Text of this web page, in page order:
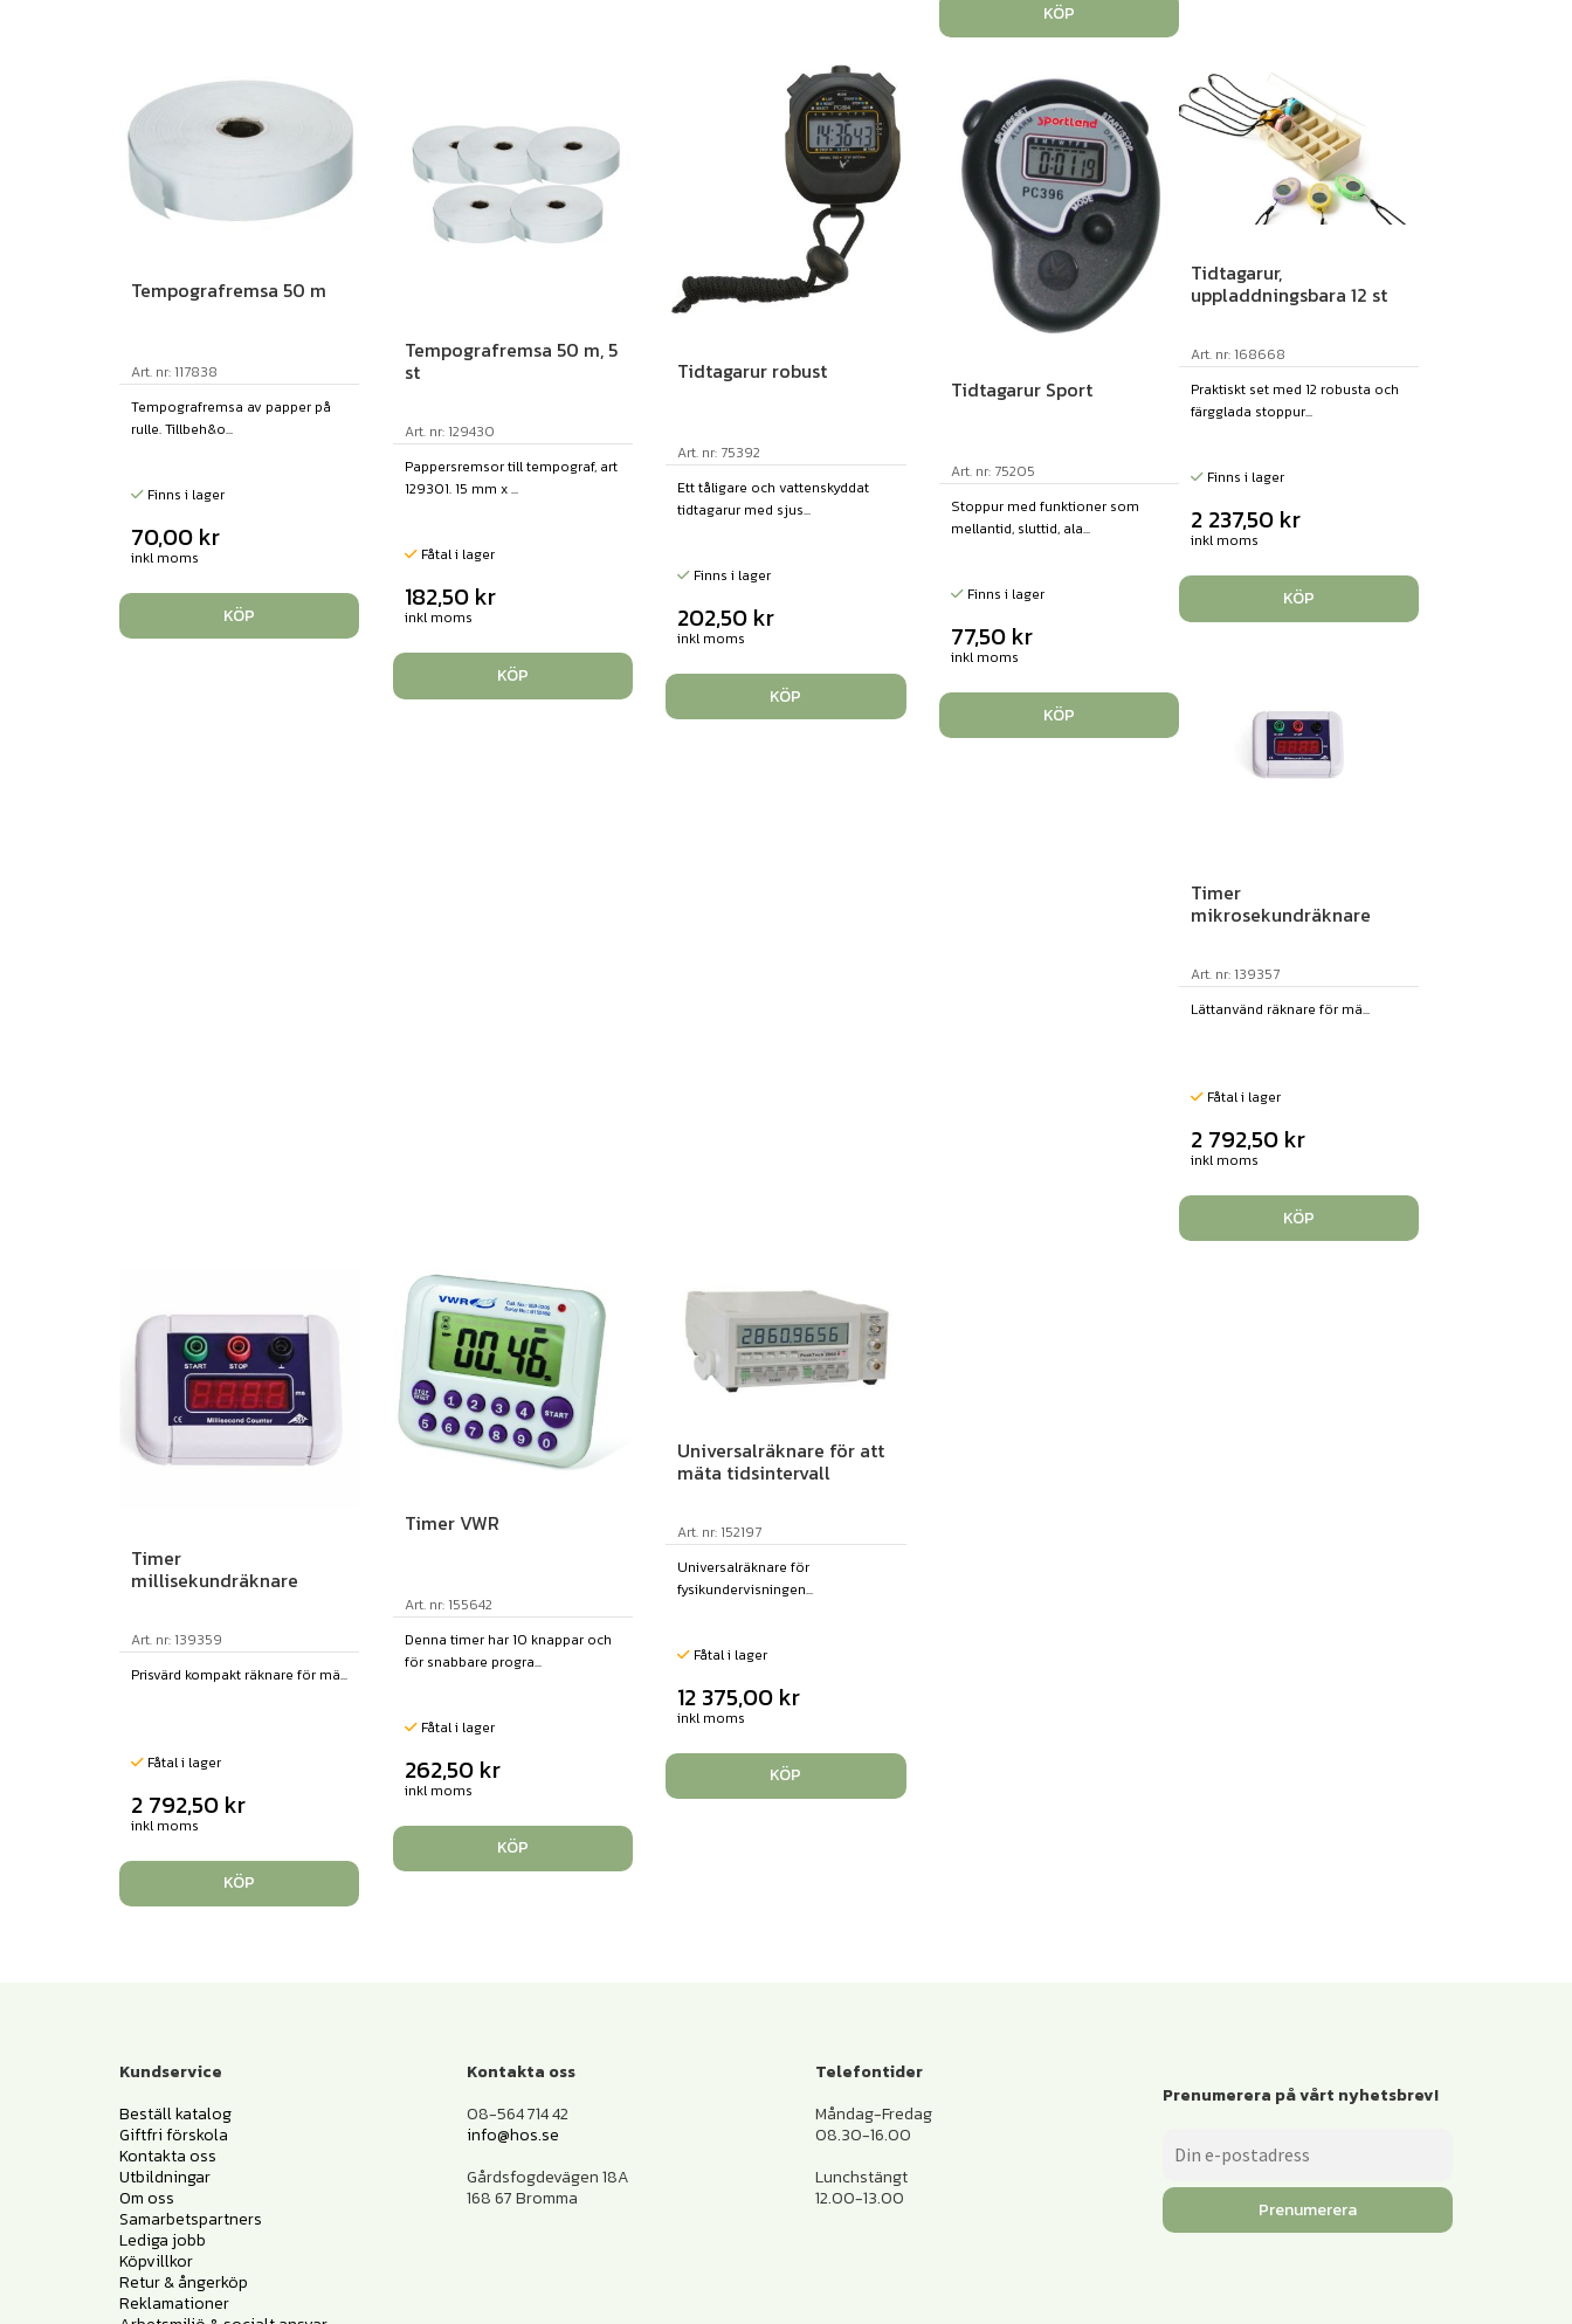
KÖP
Tempografremsa 50 m
Art. nr: 117838
Tempografremsa av papper på
rulle. Tillbeh&o...
Finns i lager
70,00 kr
inkl moms
KÖP
Tempografremsa 50 m, 5
st
Art. nr: 129430
Pappersremsor till tempograf, art
129301. 15 mm x ...
Fåtal i lager
182,50 kr
inkl moms
KÖP
Tidtagarur robust
Art. nr: 75392
Ett tåligare och vattenskyddat
tidtagarur med sjus...
Finns i lager
202,50 kr
inkl moms
KÖP
Tidtagarur Sport
Art. nr: 75205
Stoppur med funktioner som
mellantid, sluttid, ala...
Finns i lager
77,50 kr
inkl moms
KÖP
Tidtagarur,
uppladdningsbara 12 st
Art. nr: 168668
Praktiskt set med 12 robusta och
färgglada stoppur...
Finns i lager
2 237,50 kr
inkl moms
KÖP
Timer
mikrosekundräknare
Art. nr: 139357
Lättanvänd räknare för mä...
Fåtal i lager
2 792,50 kr
inkl moms
KÖP
Timer
millisekundräknare
Art. nr: 139359
Prisvärd kompakt räknare för mä...
Fåtal i lager
2 792,50 kr
inkl moms
KÖP
Timer VWR
Art. nr: 155642
Denna timer har 10 knappar och
för snabbare progra...
Fåtal i lager
262,50 kr
inkl moms
KÖP
Universalräknare för att
mäta tidsintervall
Art. nr: 152197
Universalräknare för
fysikundervisningen...
Fåtal i lager
12 375,00 kr
inkl moms
KÖP
Kundservice
Beställ katalog
Giftfri förskola
Kontakta oss
Utbildningar
Om oss
Samarbetspartners
Lediga jobb
Köpvillkor
Retur & ångerköp
Reklamationer
Kontakta oss
08-564 714 42
info@hos.se
Gårdsfogdevägen 18A
168 67 Bromma
Telefontider
Måndag-Fredag
08.30-16.00
Lunchstängt
12.00-13.00
Prenumerera på vårt nyhetsbrev!
Prenumerera